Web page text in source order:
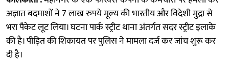
अज्ञात बदमाशों ने 7 लाख रुपये मूल्य की भारतीय और विदेशी मुद्रा से
भरा पैकेट लूट लिया। घटना पार्क स्ट्रीट थाना अंतर्गत सदर स्ट्रीट इलाके
की है। पीड़ित की शिकायत पर पुलिस ने मामला दर्ज कर जांच शुरू कर
दी है।